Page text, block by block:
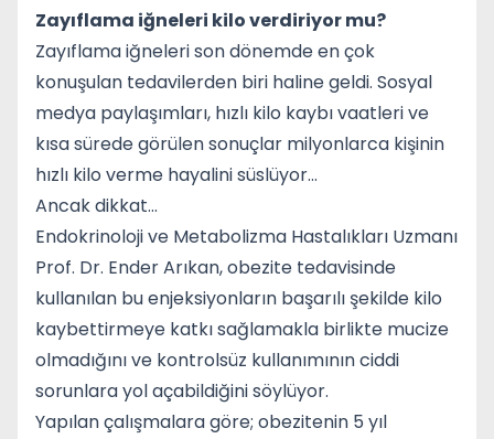
Zayıflama iğneleri kilo verdiriyor mu?
Zayıflama iğneleri son dönemde en çok
konuşulan tedavilerden biri haline geldi. Sosyal
medya paylaşımları, hızlı kilo kaybı vaatleri ve
kısa sürede görülen sonuçlar milyonlarca kişinin
hızlı kilo verme hayalini süslüyor...
Ancak dikkat...
Endokrinoloji ve Metabolizma Hastalıkları Uzmanı
Prof. Dr. Ender Arıkan, obezite tedavisinde
kullanılan bu enjeksiyonların başarılı şekilde kilo
kaybettirmeye katkı sağlamakla birlikte mucize
olmadığını ve kontrolsüz kullanımının ciddi
sorunlara yol açabildiğini söylüyor.
Yapılan çalışmalara göre; obezitenin 5 yıl